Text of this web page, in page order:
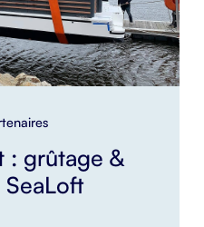
: grûtage &
SeaLoft